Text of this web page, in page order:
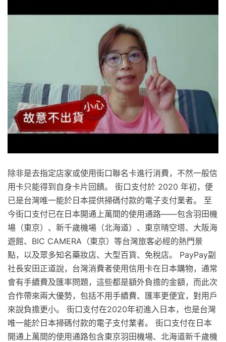
除非是去指定店家或使用街口聯名卡進行消費，不然一般信
用卡只能得到自身卡片回饋。 街口支付於 2020 年初，便
已是台灣唯一能於日本提供掃碼付款的電子支付業者。 至
今街口支付已在日本開通上萬間的使用通路——包含羽田機
場（東京）、新千歲機場（北海道）、東京晴空塔、大阪海
遊館、BIC CAMERA（東京）等台灣旅客必經的熱門景
點，以及眾多知名藥妝店、大型百貨、免稅店。 PayPay副
社長安田正道說，台灣消費者使用信用卡在日本購物，通常
會有手續費及匯率問題，這些都是額外負擔的金額，而此次
合作帶來兩大優勢，包括不用手續費、匯率更便宜，對用戶
來說負擔更小。 街口支付在2020年初進入日本，也是台灣
唯一能於日本掃碼付款的電子支付業者。 街口支付在日本
開通上萬間的使用通路包含東京羽田機場、北海道新千歲機